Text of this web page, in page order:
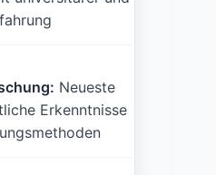
Neueste
Erkenntnisse